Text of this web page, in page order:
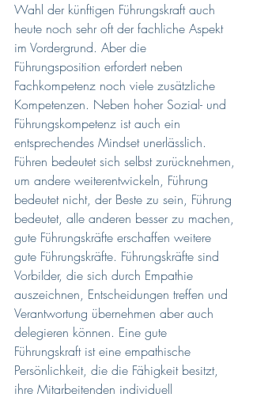
Wahl der künftigen Führungskraft auch
heute noch sehr oft der fachliche Aspekt
im Vordergrund. Aber die
Führungsposition erfordert neben
Fachkompetenz noch viele zusätzliche
Kompetenzen. Neben hoher Sozial- und
Führungskompetenz ist auch ein
entsprechendes Mindset unerlässlich.
Führen bedeutet sich selbst zurücknehmen,
um andere weiterentwickeln, Führung
bedeutet nicht, der Beste zu sein, Führung
bedeutet, alle anderen besser zu machen,
gute Führungskräfte erschaffen weitere
gute Führungskräfte. Führungskräfte sind
Vorbilder, die sich durch Empathie
auszeichnen, Entscheidungen treffen und
Verantwortung übernehmen aber auch
delegieren können. Eine gute
Führungskraft ist eine empathische
Persönlichkeit, die die Fähigkeit besitzt,
ihre Mitarbeitenden individuell